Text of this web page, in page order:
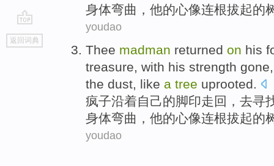
go
top
返回词典
身体弯曲 ，他的心像连根拔起的
youdao
Thee madman returned on his
treasure , with his strength gone
the dust like a tree uprooted
疯子沿着自己的脚印走 回， 去寻
身体弯曲 ，他的心像连根拔起的
youdao